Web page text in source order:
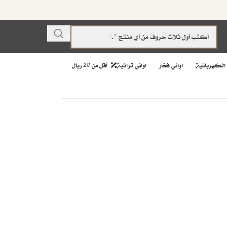
الكهربائية اواني فخار اواني تراثية أقل من 20 ريال